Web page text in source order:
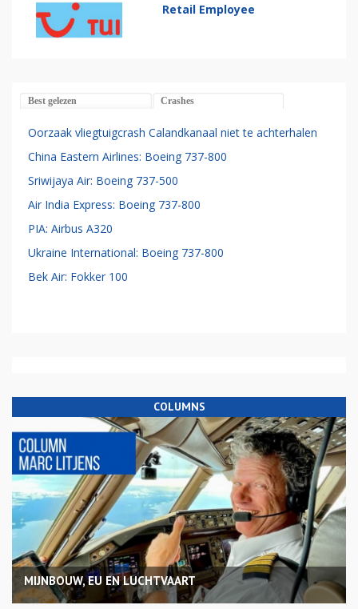
Retail Employee
Best gelezen Crashes
Oorzaak vliegtuigcrash Calandkanaal niet te achterhalen
China Eastern Airlines: Boeing 737-800
Sriwijaya Air: Boeing 737-500
Air India Express: Boeing 737-800
PIA: Airbus A320
Ukraine International: Boeing 737-800
Bek Air: Fokker 100
COLUMNS
MIJNBOUW, EU EN LUCHTVAART